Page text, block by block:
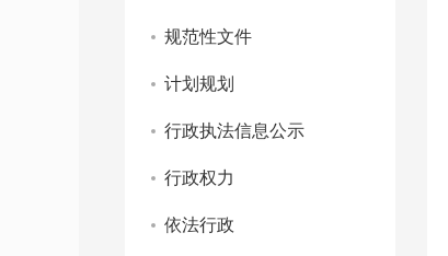
规范性文件
计划规划
行政执法信息公示
行政权力
依法行政